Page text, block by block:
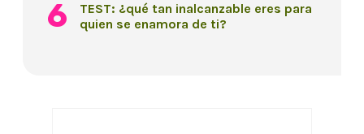
TEST: ¿qué tan inalcanzable eres para
quien se enamora de ti?